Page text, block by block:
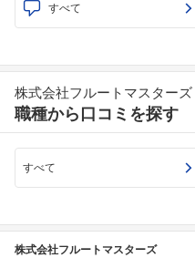
すべて
株式会社フルートマスターズ
職種から口コミを探す
すべて
株式会社フルートマスターズ